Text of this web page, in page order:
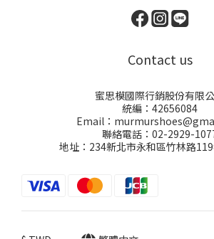
Contact us
蜜思模國際行銷股份有限
統編：42656084
Email：
聯絡電話：02-2929-
地址：234新北市永和區竹林路